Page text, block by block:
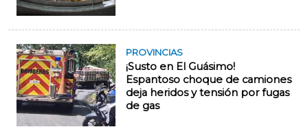
PROVINCIAS
¡Susto en El Guásimo!
Espantoso choque de camiones
deja heridos y tensión por fugas
de gas